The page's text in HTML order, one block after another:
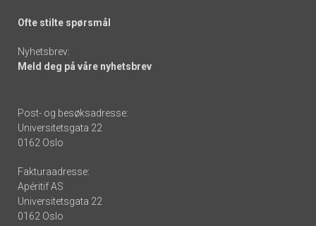
Ofte stilte spørsmål
Nyhetsbrev:
Meld deg på våre nyhetsbrev
Post- og besøksadresse:
Universitetsgata 22
0162 Oslo
Fakturaadresse:
Apéritif AS
Universitetsgata 22
0162 Oslo